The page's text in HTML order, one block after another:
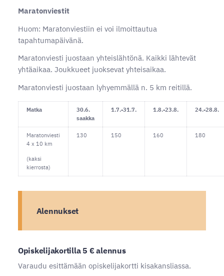
Maratonviestit
Huom: Maratonviestiin ei voi ilmoittautua
tapahtumapäivänä.
Maratonviesti juostaan yhteislähtönä. Kaikki lähtevät
yhtäaikaa. Joukkueet juoksevat yhteisaikaa.
Maratonviesti juostaan lyhyemmällä n. 5 km reitillä.
Matka
30.6.
saakka
1.7.-31.7. 1.8.-23.8. 24.-28.8.
Maratonviesti
4 x 10 km
(kaksi
kierrosta)
130 150 160 180
Alennukset
Opiskelijakortilla 5 € alennus
Varaudu esittämään opiskelijakortti kisakansliassa.